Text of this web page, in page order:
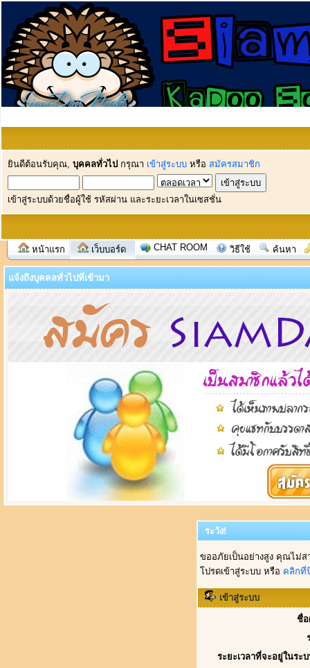
ยินดีต้อนรับคุณ, บุคคลทั่วไป กรุณา เข้าสู่ระบบ หรือ สมัครสมาชิก
เข้าสู่ระบบด้วยชื่อผู้ใช้ รหัสผ่าน และระยะเวลาในเซสชั่น
หน้าแรก เว็บบอร์ด CHAT ROOM วิธีใช้ ค้นหา
แจ้งถึงบุคคลทั่วไปที่เข้ามา
ระวัง!
ขออภัยเป็นอย่างสูง คุณไม่
โปรดเข้าสู่ระบบ หรือ คลิกที่
เข้าสู่ระบบ
ชื่อ
ระยะเวลาที่จะอยู่ในระ